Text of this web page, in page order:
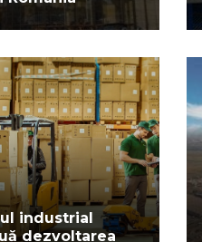
industrial
dezvoltarea